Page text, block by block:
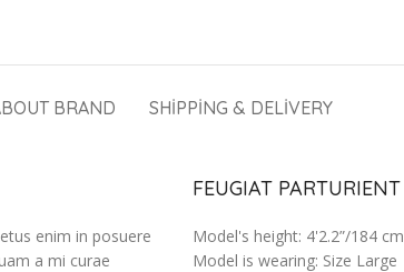
BRAND SHIPPING & DELIVERY
enim in posuere
a mi curae
FEUGIAT PARTURIENT
Model's height: 4'2.2”/184 cm
Model is wearing: Size Large